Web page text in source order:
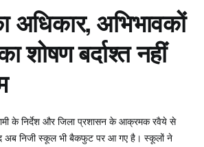
अधिकार, अभिभावकों
शोषण बर्दाश्त नहीं
के निर्देश और जिला प्रशासन के आक्रमक रवैये से
अब निजी स्कूल भी बैकफुट पर आ गए है। स्कूलों ने